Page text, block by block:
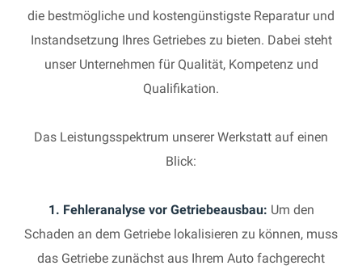
die bestmögliche und kostengünstigste Reparatur und
Instandsetzung Ihres Getriebes zu bieten. Dabei steht
unser Unternehmen für Qualität, Kompetenz und
Qualifikation.
Das Leistungsspektrum unserer Werkstatt auf einen
Blick:
1. Fehleranalyse vor Getriebeausbau: Um den
Schaden an dem Getriebe lokalisieren zu können, muss
das Getriebe zunächst aus Ihrem Auto fachgerecht